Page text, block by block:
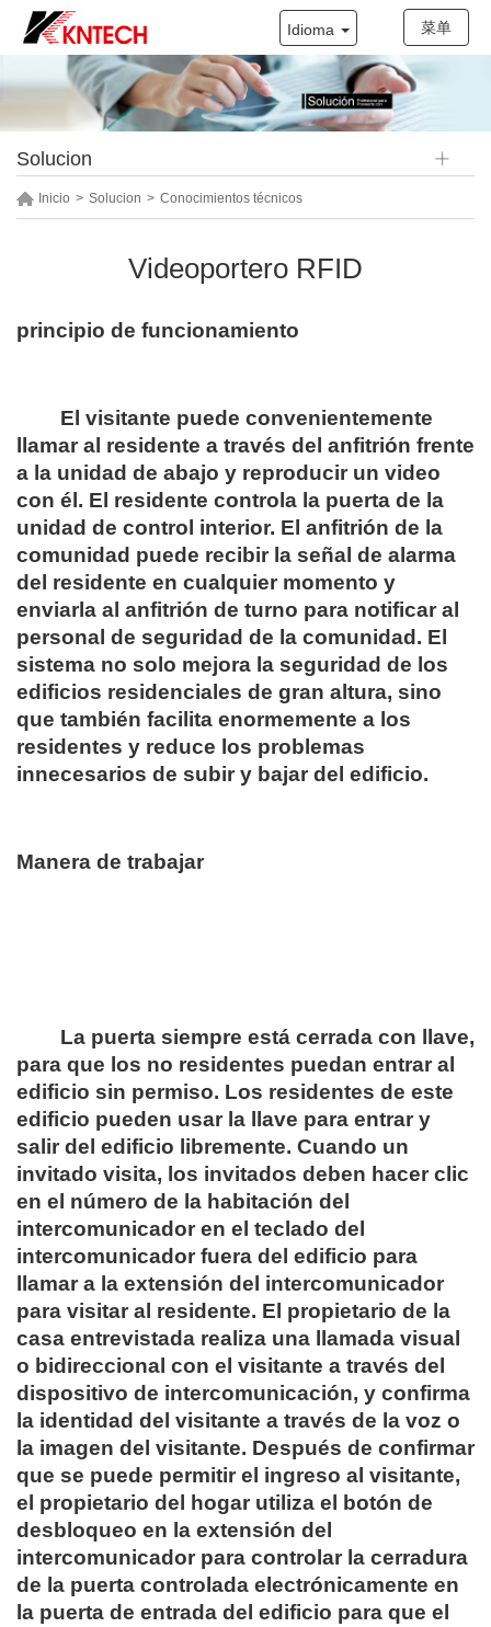
菜单
Idioma
Solucion
Inicio > Solucion > Conocimientos técnicos
Videoportero RFID
principio de funcionamiento
El visitante puede convenientemente
llamar al residente a través del anfitrión frente
a la unidad de abajo y reproducir un video
con él. El residente controla la puerta de la
unidad de control interior. El anfitrión de la
comunidad puede recibir la señal de alarma
del residente en cualquier momento y
enviarla al anfitrión de turno para notificar al
personal de seguridad de la comunidad. El
sistema no solo mejora la seguridad de los
edificios residenciales de gran altura, sino
que también facilita enormemente a los
residentes y reduce los problemas
innecesarios de subir y bajar del edificio.
Manera de trabajar
La puerta siempre está cerrada con llave,
para que los no residentes puedan entrar al
edificio sin permiso. Los residentes de este
edificio pueden usar la llave para entrar y
salir del edificio libremente. Cuando un
invitado visita, los invitados deben hacer clic
en el número de la habitación del
intercomunicador en el teclado del
intercomunicador fuera del edificio para
llamar a la extensión del intercomunicador
para visitar al residente. El propietario de la
casa entrevistada realiza una llamada visual
o bidireccional con el visitante a través del
dispositivo de intercomunicación, y confirma
la identidad del visitante a través de la voz o
la imagen del visitante. Después de confirmar
que se puede permitir el ingreso al visitante,
el propietario del hogar utiliza el botón de
desbloqueo en la extensión del
intercomunicador para controlar la cerradura
de la puerta controlada electrónicamente en
la puerta de entrada del edificio para que el